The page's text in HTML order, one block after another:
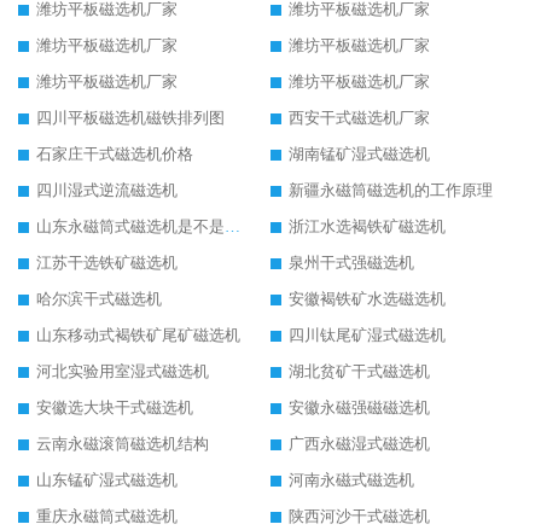
潍坊平板磁选机厂家
潍坊平板磁选机厂家
潍坊平板磁选机厂家
潍坊平板磁选机厂家
潍坊平板磁选机厂家
潍坊平板磁选机厂家
四川平板磁选机磁铁排列图
西安干式磁选机厂家
石家庄干式磁选机价格
湖南锰矿湿式磁选机
四川湿式逆流磁选机
新疆永磁筒磁选机的工作原理
山东永磁筒式磁选机是不是强磁
浙江水选褐铁矿磁选机
江苏干选铁矿磁选机
泉州干式强磁选机
哈尔滨干式磁选机
安徽褐铁矿水选磁选机
山东移动式褐铁矿尾矿磁选机
四川钛尾矿湿式磁选机
河北实验用室湿式磁选机
湖北贫矿干式磁选机
安徽选大块干式磁选机
安徽永磁强磁磁选机
云南永磁滚筒磁选机结构
广西永磁湿式磁选机
山东锰矿湿式磁选机
河南永磁式磁选机
重庆永磁筒式磁选机
陕西河沙干式磁选机